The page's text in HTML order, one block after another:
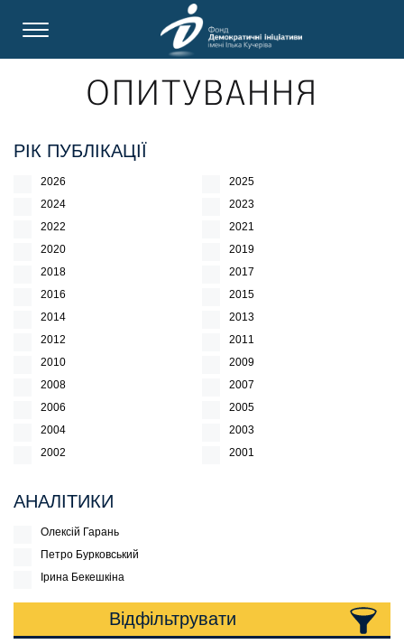
ОПИТУВАННЯ
РІК ПУБЛІКАЦІЇ
2026
2025
2024
2023
2022
2021
2020
2019
2018
2017
2016
2015
2014
2013
2012
2011
2010
2009
2008
2007
2006
2005
2004
2003
2002
2001
АНАЛІТИКИ
Олексій Гарань
Петро Бурковський
Ірина Бекешкіна
Відфільтрувати